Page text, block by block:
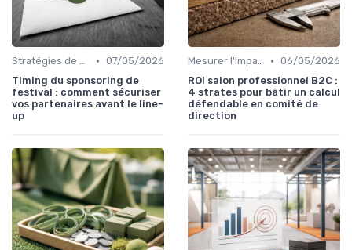
Stratégies de Marketing et Promotion B2C • 07/05/2026
Timing du sponsoring de
festival : comment sécuriser
vos partenaires avant le line-
up
Mesurer l'Impact et le Retour sur Investissement • 06/05/2026
ROI salon professionnel B2C :
4 strates pour bâtir un calcul
défendable en comité de
direction